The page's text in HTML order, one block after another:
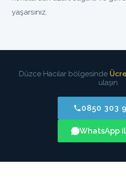
yaşarsınız.
Düzce Hacılar bölgesinde
ulaşın.
0850 303
WhatsApp